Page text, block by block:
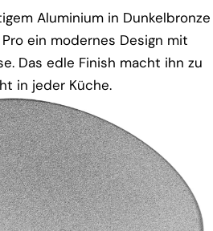
Aluminium in Dunkelbronze
ein modernes Design mit
Das edle Finish macht ihn zu
in jeder Küche.